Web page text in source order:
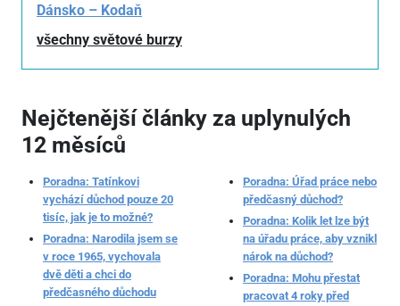
Dánsko – Kodaň
všechny světové burzy
Nejčtenější články za uplynulých
12 měsíců
Poradna: Tatínkovi
vychází důchod pouze 20
tisíc, jak je to možné?
Poradna: Narodila jsem se
v roce 1965, vychovala
dvě děti a chci do
předčasného důchodu
Poradna: Úřad práce nebo
předčasný důchod?
Poradna: Kolik let lze být
na úřadu práce, aby vznikl
nárok na důchod?
Poradna: Mohu přestat
pracovat 4 roky před